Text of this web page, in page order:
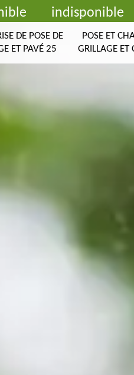
indisponible
DE POSE DE
ET PAVÉ 25
POSE ET
GRILLAGE ET